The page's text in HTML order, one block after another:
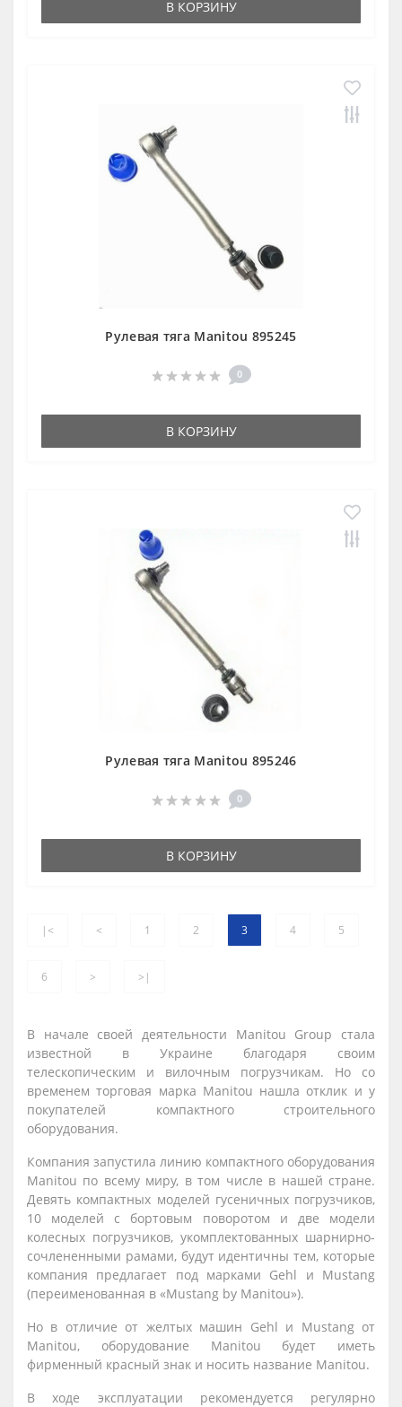
В КОРЗИНУ
Рулевая тяга Manitou 895245
0
В КОРЗИНУ
Рулевая тяга Manitou 895246
0
В КОРЗИНУ
|< < 1 2 3 4 5
6 > >|
В начале своей деятельности Manitou Group стала
известной в Украине благодаря своим
телескопическим и вилочным погрузчикам. Но со
временем торговая марка Manitou нашла отклик и у
покупателей компактного строительного
оборудования.
Компания запустила линию компактного оборудования
Manitou по всему миру, в том числе в нашей стране.
Девять компактных моделей гусеничных погрузчиков,
10 моделей с бортовым поворотом и две модели
колесных погрузчиков, укомплектованных шарнирно-
сочлененными рамами, будут идентичны тем, которые
компания предлагает под марками Gehl и Mustang
(переименованная в «Mustang by Manitou»).
Но в отличие от желтых машин Gehl и Mustang от
Manitou, оборудование Manitou будет иметь
фирменный красный знак и носить название Manitou.
В ходе эксплуатации рекомендуется регулярно